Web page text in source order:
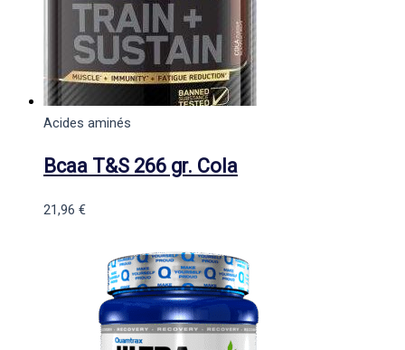
Acides aminés
Bcaa T&S 266 gr. Cola
21,96 €